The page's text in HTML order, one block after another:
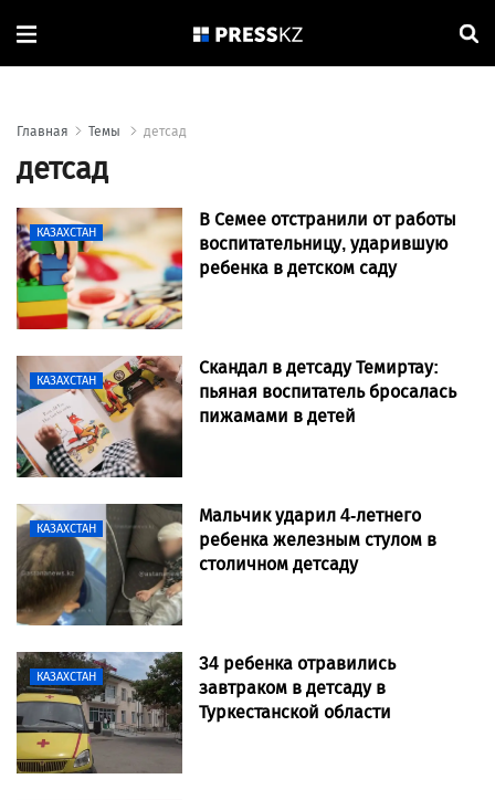
Главная Темы детсад
детсад
КАЗАХСТАН
В Семее отстранили от работы
воспитательницу, ударившую
ребенка в детском саду
КАЗАХСТАН
Скандал в детсаду Темиртау:
пьяная воспитатель бросалась
пижамами в детей
КАЗАХСТАН
Мальчик ударил 4-летнего
ребенка железным стулом в
столичном детсаду
КАЗАХСТАН
34 ребенка отравились
завтраком в детсаду в
Туркестанской области